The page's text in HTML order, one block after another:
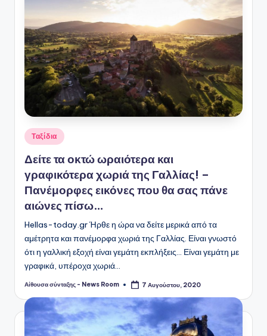
Αναρτήθηκε
σε
Ταξίδια
Δείτε τα οκτώ ωραιότερα και
γραφικότερα χωριά της Γαλλίας! –
Πανέμορφες εικόνες που θα σας πάνε
αιώνες πίσω…
Hellas-today.gr Ήρθε η ώρα να δείτε μερικά από τα
αμέτρητα και πανέμορφα χωριά της Γαλλίας. Είναι γνωστό
ότι η γαλλική εξοχή είναι γεμάτη εκπλήξεις... Είναι γεμάτη με
γραφικά, υπέροχα χωριά…
Συγγραφέας:
Αίθουσα σύνταξης - News Room 7 Αυγούστου, 2020